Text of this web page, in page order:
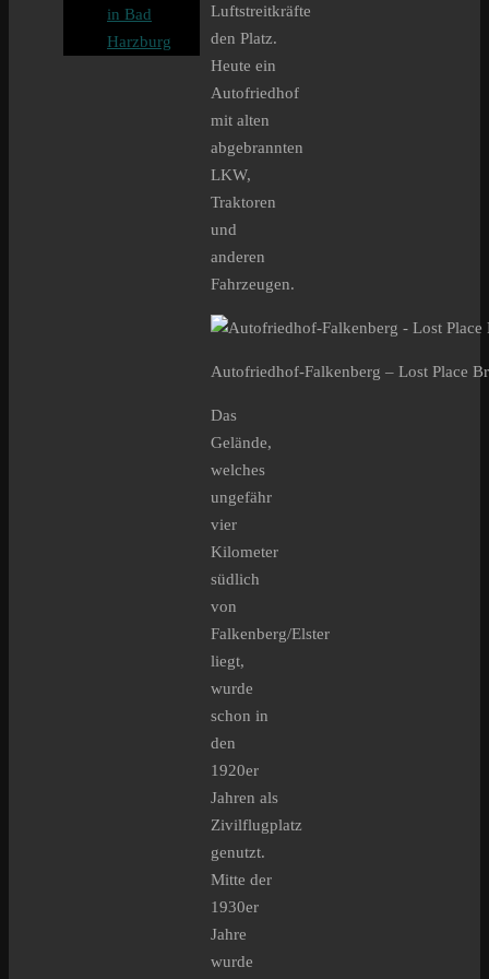
Luftstreitkräfte
den Platz.
Heute ein
Autofriedhof
mit alten
abgebrannten
LKW,
Traktoren
und
anderen
Fahrzeugen.
Autofriedhof-Falkenberg – Lost Place
Das
Gelände,
welches
ungefähr
vier
Kilometer
südlich
von
Falkenberg/Elster
liegt,
wurde
schon in
den
1920er
Jahren als
Zivilflugplatz
genutzt.
Mitte der
1930er
Jahre
wurde
in Bad
Harzburg